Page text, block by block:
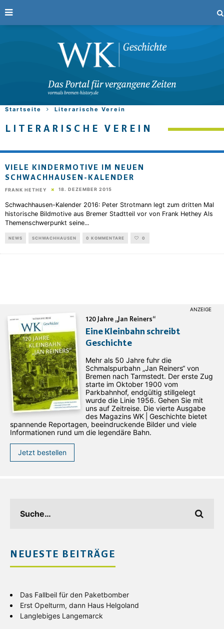
Startseite Literarische Verein
LITERARISCHE VEREIN
VIELE KINDERMOTIVE IM NEUEN
SCHWACHHAUSEN-KALENDER
FRANK HETHEY 18. DEZEMBER 2015
Schwachhausen-Kalender 2016: Peter Strotmann legt zum dritten Mal
historische Bildmotive aus Bremer Stadtteil vor von Frank Hethey Als
Themenschwerpunkt seine...
NEWS SCHWACHHAUSEN 0 KOMMENTARE 0
120 Jahre „Jan Reiners“
Eine Kleinbahn schreibt
Geschichte
Mehr als 50 Jahre fuhr die
Schmalspurbahn „Jan ­Reiners“ von
Bremen nach Tarmstedt. Der erste Zug
starte im Oktober 1900 vom
Parkbahnhof, endgültig stillgelegt
wurde die Linie 1956. Gehen Sie mit
uns auf Zeitreise. Die vierte Ausgabe
des ­Magazins WK | Geschichte bietet
spannende Reportagen, beeindruckende Bilder und viele
Informationen rund um die legendäre Bahn.
Jetzt bestellen
NEUESTE BEITRÄGE
Das Fallbeil für den Paketbomber
Erst Opelturm, dann Haus Helgoland
Langlebiges Langemarck